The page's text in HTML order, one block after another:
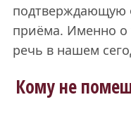
подтверждающую
приёма. Именно о
речь в нашем
Кому не